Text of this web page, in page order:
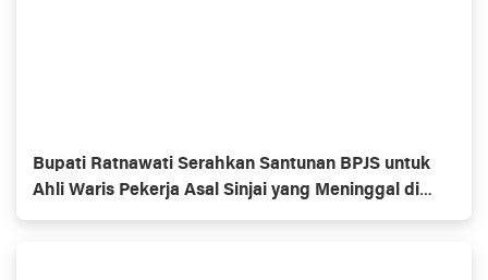
Bupati Ratnawati Serahkan Santunan BPJS untuk
Ahli Waris Pekerja Asal Sinjai yang Meninggal di
Morowali